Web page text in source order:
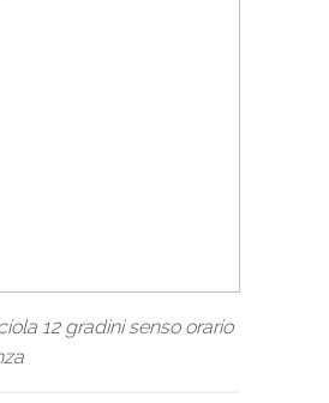
12 gradini senso orario